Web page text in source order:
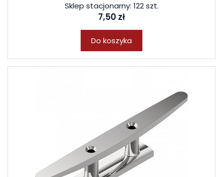
Sklep stacjonarny: 122 szt.
7,50 zł
Do koszyka